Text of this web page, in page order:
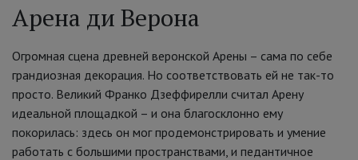
Арена ди Верона
Огромная сцена древней веронской Арены – сама по себе
грандиозная декорация. Но соответствовать ей не так-то
просто. Великий Франко Дзеффирелли считал Арену
идеальной площадкой – и она благосклонно ему
покорилась: здесь он мог продемонстрировать и умение
работать с большими пространствами, и педантичное